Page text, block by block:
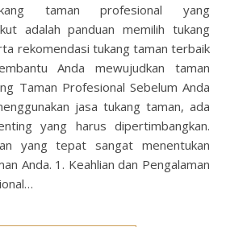
taman profesional yang
adalah panduan memilih tukang
rekomendasi tukang taman terbaik
Anda mewujudkan taman
Taman Profesional Sebelum Anda
jasa tukang taman, ada
yang harus dipertimbangkan.
yang tepat sangat menentukan
Anda. 1. Keahlian dan Pengalaman